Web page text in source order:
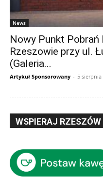
News
Nowy Punkt Pobrań
Rzeszowie przy ul.
(Galeria...
Artykuł Sponsorowany - 5 sierpnia
WSPIERAJ RZESZÓW